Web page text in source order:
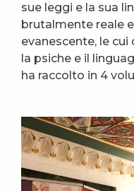
sue leggi e la sua
brutalmente reale
evanescente, le
la psiche e il
ha raccolto in 4